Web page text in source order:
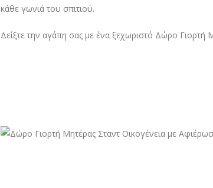
κάθε γωνιά του σπιτιού.
Δείξτε την αγάπη σας με ένα ξεχωριστό Δώρο Γιορτή